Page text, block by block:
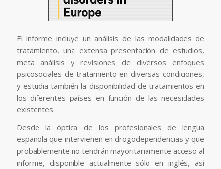
El informe incluye un análisis de las modalidades de
tratamiento, una extensa presentación de estudios,
meta análisis y revisiones de diversos enfoques
psicosociales de tratamiento en diversas condiciones,
y estudia también la disponibilidad de tratamientos en
los diferentes países en función de las necesidades
existentes.
Desde la óptica de los profesionales de lengua
española que intervienen en drogodependencias y que
probablemente no tendrán mayoritariamente acceso al
informe, disponible actualmente sólo en inglés, así